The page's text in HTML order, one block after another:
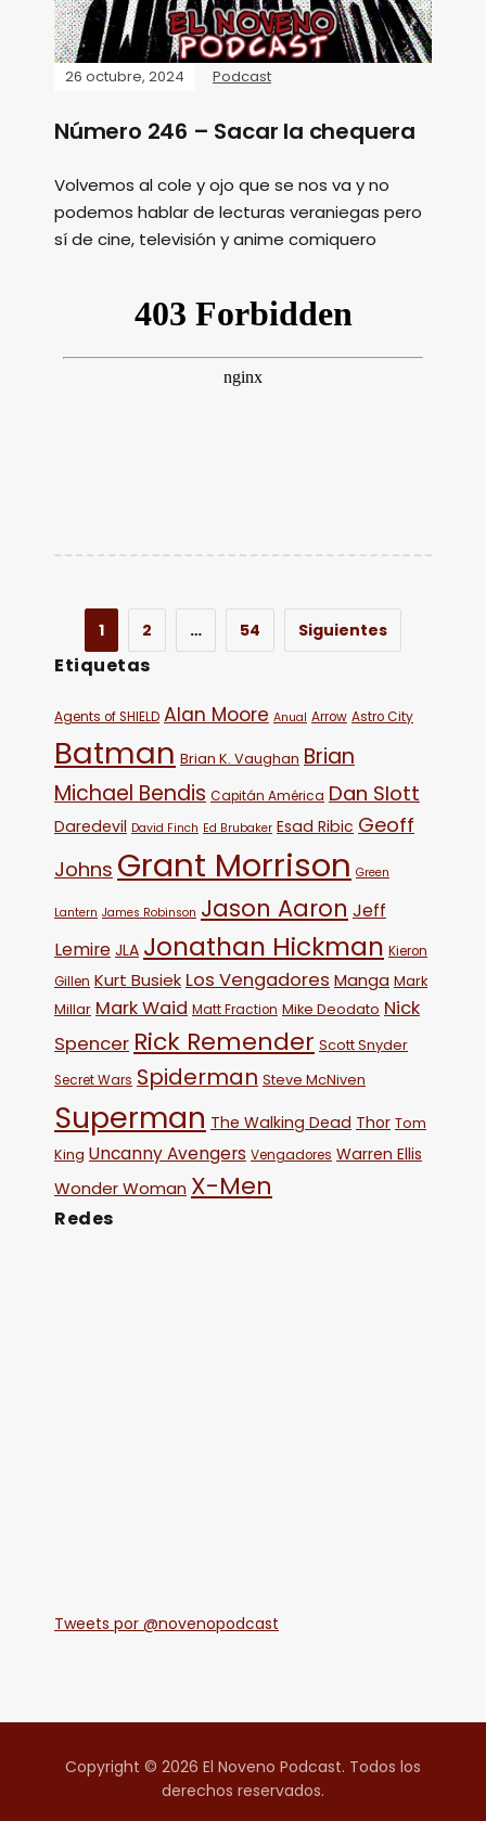
26 octubre, 2024 Podcast
Número 246 – Sacar la chequera
Volvemos al cole y ojo que se nos va y no
podemos hablar de lecturas veraniegas pero
sí de cine, televisión y anime comiquero
1 2 … 54 Siguientes
Etiquetas
Agents of SHIELD Alan Moore Anual Arrow Astro City
Batman Brian K. Vaughan Brian
Michael Bendis Capitán América Dan Slott
Daredevil David Finch Ed Brubaker Esad Ribic Geoff
Johns Grant Morrison Green
Lantern James Robinson Jason Aaron Jeff
Lemire JLA Jonathan Hickman Kieron
Gillen Kurt Busiek Los Vengadores Manga Mark
Millar Mark Waid Matt Fraction Mike Deodato Nick
Spencer Rick Remender Scott Snyder
Secret Wars Spiderman Steve McNiven
Superman The Walking Dead Thor Tom
King Uncanny Avengers Vengadores Warren Ellis
Wonder Woman X-Men
Redes
Tweets por @novenopodcast
Copyright © 2026 El Noveno Podcast. Todos los
derechos reservados.